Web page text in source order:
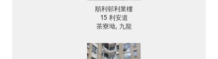
順利邨利業樓
15 利安道
茶寮坳, 九龍